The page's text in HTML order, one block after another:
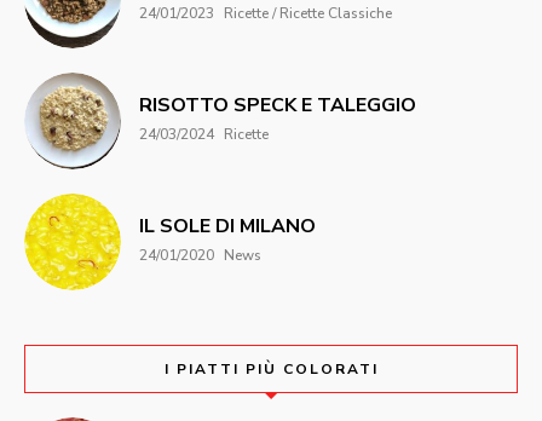
24/01/2023 Ricette / Ricette Classiche
RISOTTO SPECK E TALEGGIO
24/03/2024 Ricette
IL SOLE DI MILANO
24/01/2020 News
I PIATTI PIÙ COLORATI